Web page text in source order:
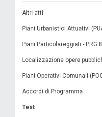
Altri atti
Piani Urbanistici Attuativi
Piani Particolareggiati - PRG
Localizzazione opere
Piani Operativi Comunali
Accordi di Programma
Test